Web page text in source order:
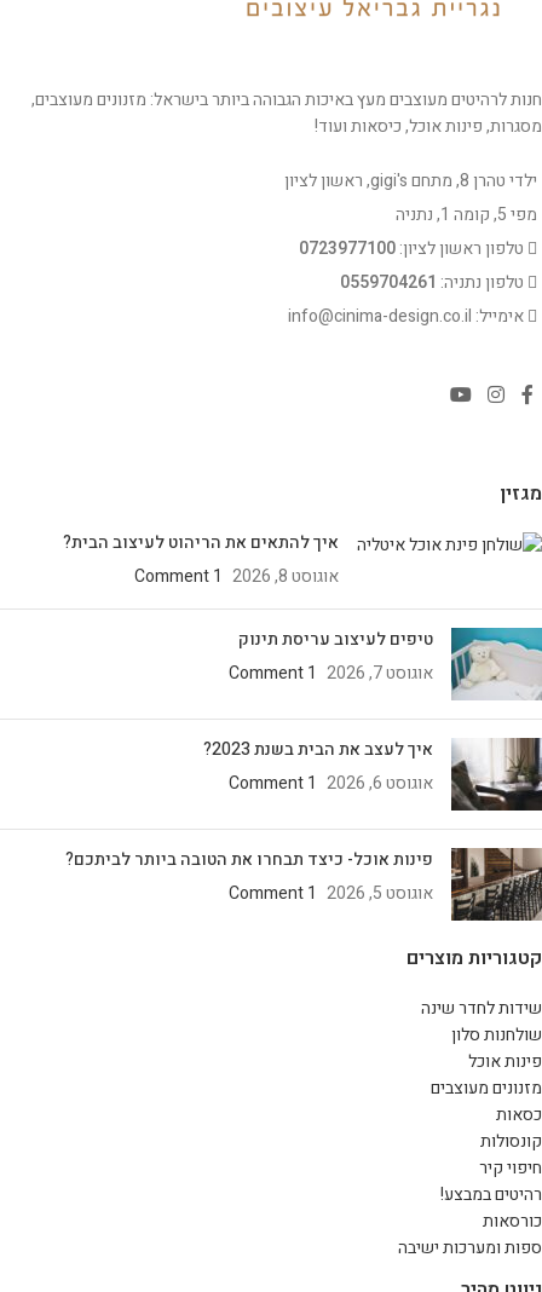
חנות לרהיטים מעוצבים מעץ באיכות הגבוהה ביותר בישראל: מזנונים מעוצבים,
מסגרות, פינות אוכל, כיסאות ועוד!
ילדי טהרן 8, מתחם gigi's, ראשון לציון
מפי 5, קומה 1, נתניה
טלפון ראשון לציון:0723977100
טלפון נתניה: 0559704261
אימייל: info@cinima-design.co.il
מגזין
איך להתאים את הריהוט לעיצוב הבית?
אוגוסט 8, 2026
1 Comment
טיפים לעיצוב עריסת תינוק
אוגוסט 7, 2026
1 Comment
איך לעצב את הבית בשנת 2023?
אוגוסט 6, 2026
1 Comment
פינות אוכל- כיצד תבחרו את הטובה ביותר לביתכם?
אוגוסט 5, 2026
1 Comment
קטגוריות מוצרים
שידות לחדר שינה
שולחנות סלון
פינות אוכל
מזנונים מעוצבים
כסאות
קונסולות
חיפוי קיר
רהיטים במבצע!
כורסאות
ספות ומערכות ישיבה